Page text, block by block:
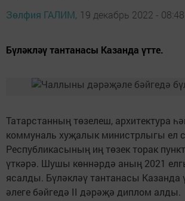
Зөлфия ГАЛИМ, 19 декабрь 2022 - 08:48
Бүләкләү тантанасы Казанда үтте.
Татарстанның төзелеш, архитектура
коммуналь хуҗалык министрлыгы ел
Республикасының иң төзек торак
үткәрә. Шушы көннәрдә аның 2021
ясалды. Бүләкләү тантанасы Казанда
әлеге бәйгедә II дәрәҗә диплом алды.